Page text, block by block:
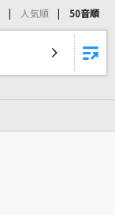
人気順 50音順